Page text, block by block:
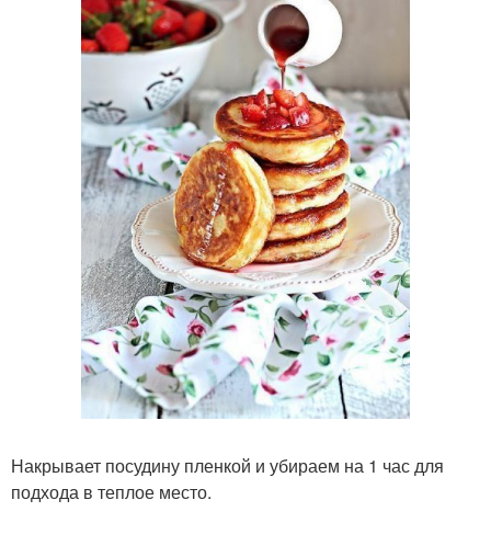
Накрывает посудину пленкой и убираем на 1 час для
подхода в теплое место.